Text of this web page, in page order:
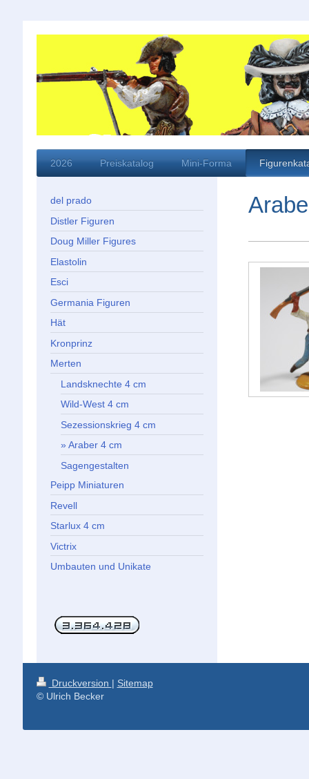
2026 Preiskatalog Mini-Forma
del prado
Distler Figuren
Doug Miller Figures
Elastolin
Esci
Germania Figuren
Hät
Kronprinz
Merten
Landsknechte 4 cm
Wild-West 4 cm
Sezessionskrieg 4 cm
Araber 4 cm
Sagengestalten
Peipp Miniaturen
Revell
Starlux 4 cm
Victrix
Umbauten und Unikate
Druckversion | Sitemap
© Ulrich Becker